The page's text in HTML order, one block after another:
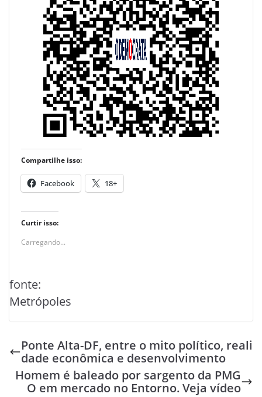
Compartilhe isso:
Facebook 18+
Curtir isso:
Carregando...
fonte:
Metrópoles
Ponte Alta-DF, entre o mito político, reali
dade econômica e desenvolvimento
Homem é baleado por sargento da PMG
O em mercado no Entorno. Veja vídeo